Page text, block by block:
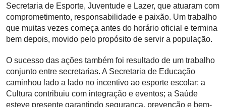
Secretaria de Esporte, Juventude e Lazer, que atuaram com
comprometimento, responsabilidade e paixão. Um trabalho
que muitas vezes começa antes do horário oficial e termina
bem depois, movido pelo propósito de servir a população.
O sucesso das ações também foi resultado de um trabalho
conjunto entre secretarias. A Secretaria de Educação
caminhou lado a lado no incentivo ao esporte escolar; a
Cultura contribuiu com integração e eventos; a Saúde
esteve presente garantindo segurança, prevenção e bem-